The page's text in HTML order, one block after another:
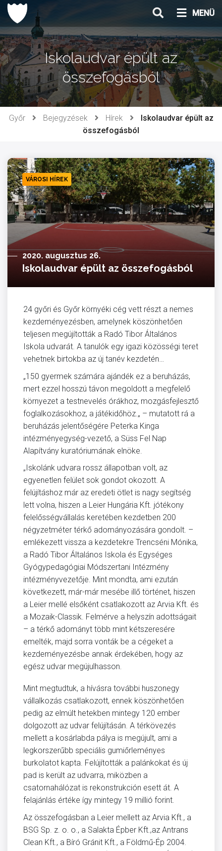
Ugrás
tartalomhoz
MENÜ
Iskolaudvar épült az
összefogásból
Győr Bejegyzések Hírek
Iskolaudvar épült az
összefogásból
VÁROSI HÍREK
2020. augusztus 26.
Iskolaudvar épült az összefogásból
24 győri és Győr környéki cég vett részt a nemes
kezdeményezésben, amelynek köszönhetően
teljesen megújították a Radó Tibor Általános
Iskola udvarát. A tanulók egy igazi közösségi teret
vehetnek birtokba az új tanév kezdetén…
„150 gyermek számára ajándék ez a beruházás,
mert ezzel hosszú távon megoldott a megfelelő
környezet a testnevelés órákhoz, mozgásfejlesztő
foglalkozásokhoz, a játékidőhöz.„ – mutatott rá a
beruházás jelentőségére Peterka Kinga
intézményegység-vezető, a Süss Fel Nap
Alapítvány kuratóriumának elnöke.
„Iskolánk udvara rossz állapotban volt, az
egyenetlen felület sok gondot okozott. A
felújításhoz már az eredeti ötlet is nagy segítség
lett volna, hiszen a Leier Hungária Kft. jótékony
felelősségvállalás keretében kezdetben 200
négyzetméter térkő adományozására gondolt. –
emlékezett vissza a kezdetekre Trencséni Mónika,
a Radó Tibor Általános Iskola és Egységes
Gyógypedagógiai Módszertani Intézmény
intézményvezetője. Mint mondta, ami ezután
következett, már-már mesébe illő történet, hiszen
a Leier mellé elsőként csatlakozott az Arvia Kft. és
a Mozaik-Classik. Felmérve a helyszín adottságait
– a térkő adományt több mint kétszeresére
emelték, majd sorra vonták be a cégeket a
kezdeményezésbe annak érdekében, hogy az
egész udvar megújulhasson.
Mint megtudtuk, a hívásra további huszonegy
vállalkozás csatlakozott, ennek köszönhetően
pedig az elmúlt hetekben mintegy 120 ember
dolgozott az udvar felújításán. A térkövezés
mellett a kosárlabda pálya is megújult, ami a
legkorszerűbb speciális gumiőrleményes
burkolatot kapta. Felújították a palánkokat és új
pad is került az udvarra, miközben a
csatornahálózat is rekonstrukción esett át. A
felajánlás értéke így mintegy 19 millió forint.
Az összefogásban a Leier mellett az Arvia Kft., a
BSG Sp. z. o. o., a Salakta Épber Kft.,az Antrans
Clean Kft., a Bíró Gránit Kft., a Földmű-Ép 2004.